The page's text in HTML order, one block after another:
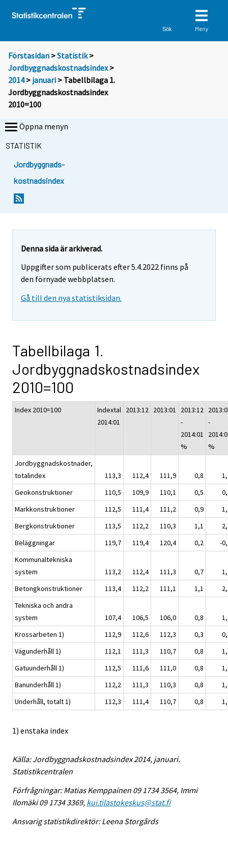
Sök Meny
Förstasidan >Statistik >
Jordbyggnadskostnadsindex>
2014> januari > Tabellbilaga 1.
Jordbyggnadskostnadsindex
2010=100
Öppna menyn
STATISTIK
Jordbyggnads-
kostnadsindex
Denna sida är arkiverad.
Uppgifter som publicerats efter 5.4.2022 finns på
den förnyade webbplatsen.
Gå till den nya statistiksidan.
Tabellbilaga 1.
Jordbyggnadskostnadsindex
2010=100
Index 2010=100
Indextal
2014:01
2013:12 2013:01
2013:12
-
2014:01
%
-
%
Jordbyggnadskostnader,
totalindex
113,3 112,4 111,9 0,8
Geokonstruktioner
110,5 109,9 110,1 0,5
Markkonstruktioner
112,5 111,4 111,2 0,9
Bergkonstruktioner
113,5 112,2 110,3 1,1
Beläggningar
119,7 119,4 120,4 0,2
-
Kommunaltekniska
system
113,2 112,4 111,3 0,7
Betongkonstruktioner
113,4 112,2 111,1 1,1
Tekniska och andra
system
107,4 106,5 106,0 0,8
Krossarbeten 1)
112,9 112,6 112,3 0,3
Vägunderhåll 1)
112,1 111,3 110,7 0,8
Gatuunderhåll 1)
112,5 111,6 111,0 0,8
Banunderhåll 1)
112,2 111,3 110,3 0,8
Underhåll, totalt 1)
112,3 111,4 110,7 0,8
1) enstaka index
Källa: Jordbyggnadskostnadsindex 2014, januari.
Statistikcentralen
Förfrågningar: Matias Kemppainen 09 1734 3564, Immi
Ilomäki 09 1734 3369, kui.tilastokeskus@stat.fi
Ansvarig statistikdirektör: Leena Storgårds